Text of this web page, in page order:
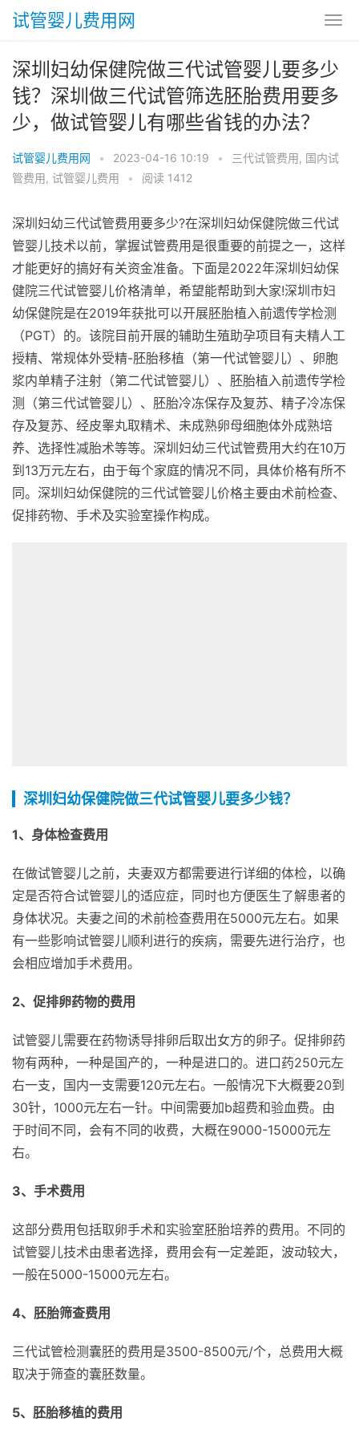
试管婴儿费用网
深圳妇幼保健院做三代试管婴儿要多少
钱？深圳做三代试管筛选胚胎费用要多
少，做试管婴儿有哪些省钱的办法？
试管婴儿费用网 • 2023-04-16 10:19 • 三代试管费用, 国内试
管费用, 试管婴儿费用 • 阅读 1412
深圳妇幼三代试管费用要多少?在深圳妇幼保健院做三代试
管婴儿技术以前，掌握试管费用是很重要的前提之一，这样
才能更好的搞好有关资金准备。下面是2022年深圳妇幼保
健院三代试管婴儿价格清单，希望能帮助到大家!深圳市妇
幼保健院是在2019年获批可以开展胚胎植入前遗传学检测
（PGT）的。该院目前开展的辅助生殖助孕项目有夫精人工
授精、常规体外受精-胚胎移植（第一代试管婴儿）、卵胞
浆内单精子注射（第二代试管婴儿）、胚胎植入前遗传学检
测（第三代试管婴儿）、胚胎冷冻保存及复苏、精子冷冻保
存及复苏、经皮睾丸取精术、未成熟卵母细胞体外成熟培
养、选择性减胎术等等。深圳妇幼三代试管费用大约在10万
到13万元左右，由于每个家庭的情况不同，具体价格有所不
同。深圳妇幼保健院的三代试管婴儿价格主要由术前检查、
促排药物、手术及实验室操作构成。
深圳妇幼保健院做三代试管婴儿要多少钱？
1、身体检查费用
在做试管婴儿之前，夫妻双方都需要进行详细的体检，以确
定是否符合试管婴儿的适应症，同时也方便医生了解患者的
身体状况。夫妻之间的术前检查费用在5000元左右。如果
有一些影响试管婴儿顺利进行的疾病，需要先进行治疗，也
会相应增加手术费用。
2、促排卵药物的费用
试管婴儿需要在药物诱导排卵后取出女方的卵子。促排卵药
物有两种，一种是国产的，一种是进口的。进口药250元左
右一支，国内一支需要120元左右。一般情况下大概要20到
30针，1000元左右一针。中间需要加b超费和验血费。由
于时间不同，会有不同的收费，大概在9000-15000元左
右。
3、手术费用
这部分费用包括取卵手术和实验室胚胎培养的费用。不同的
试管婴儿技术由患者选择，费用会有一定差距，波动较大，
一般在5000-15000元左右。
4、胚胎筛查费用
三代试管检测囊胚的费用是3500-8500元/个，总费用大概
取决于筛查的囊胚数量。
5、胚胎移植的费用